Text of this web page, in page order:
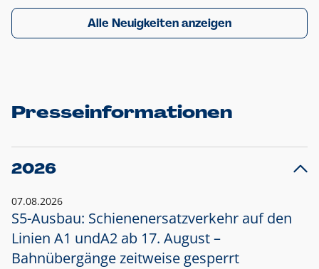
Alle Neuigkeiten anzeigen
Presseinformationen
2026
07.08.2026
S5-Ausbau: Schienenersatzverkehr auf den
Linien A1 undA2 ab 17. August –
Bahnübergänge zeitweise gesperrt